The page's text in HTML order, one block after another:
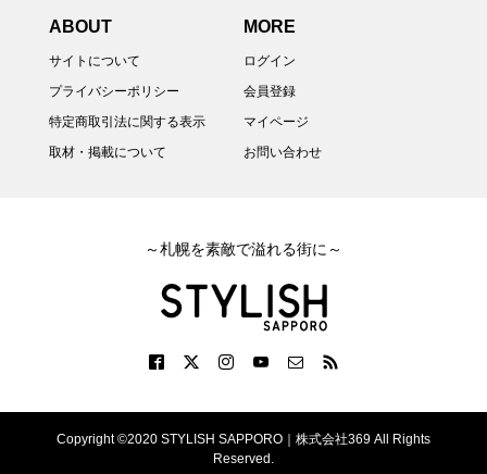
ABOUT
サイトについて
プライバシーポリシー
特定商取引法に関する表示
取材・掲載について
MORE
ログイン
会員登録
マイページ
お問い合わせ
～札幌を素敵で溢れる街に～
Copyright ©2020 STYLISH SAPPORO｜株式会社369 All Rights
Reserved.